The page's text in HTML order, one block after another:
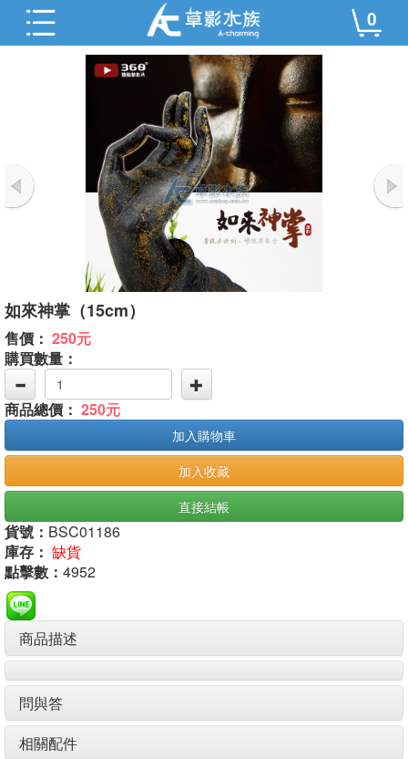
0
如來神掌（15cm）
售價： 250元
購買數量：
商品總價： 250元
加入購物車
加入收藏
直接結帳
貨號： BSC01186
庫存： 缺貨
點擊數： 4952
商品描述
問與答
相關配件